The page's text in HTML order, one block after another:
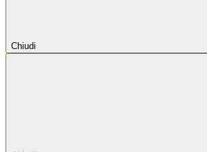
Chiudi